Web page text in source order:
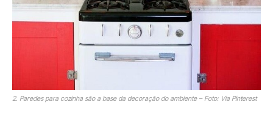
2. Paredes para cozinha são a base da decoração do ambiente – Foto: Via Pinterest